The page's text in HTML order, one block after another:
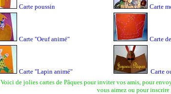
Carte poussin Carte
Carte "Oeuf animé" Carte
Carte "Lapin animé"
Carte
Voici de jolies cartes de Pâques pour inviter vos amis, pour
vous aimez ou pour